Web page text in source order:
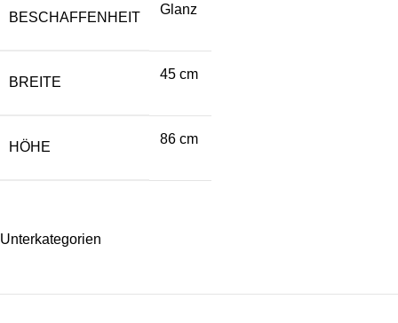
Unterkategorien
BESCHAFFENHEIT
Glanz
BREITE
45 cm
HÖHE
86 cm